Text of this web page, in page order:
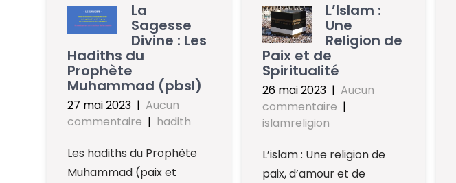
La
Sagesse
Divine : Les
Hadiths du
Prophète
Muhammad (pbsl)
27 mai 2023 | Aucun
commentaire | hadith
Les hadiths du Prophète
Muhammad (paix et
L’Islam :
Une
Religion de
Paix et de
Spiritualité
26 mai 2023 | Aucun
commentaire |
islamreligion
L’islam : Une religion de
paix, d’amour et de